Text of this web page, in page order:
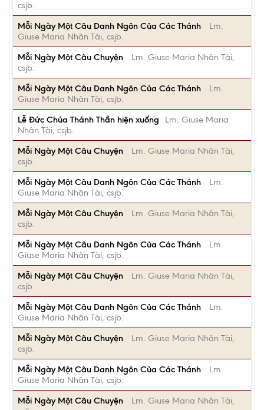
csjb.
Mỗi Ngày Một Câu Danh Ngôn Của Các Thánh
Lm.
Giuse Maria Nhân Tài, csjb.
Mỗi Ngày Một Câu Chuyện
Lm. Giuse Maria Nhân Tài,
csjb.
Mỗi Ngày Một Câu Danh Ngôn Của Các Thánh
Lm.
Giuse Maria Nhân Tài, csjb.
Lễ Đức Chúa Thánh Thần hiện xuống
Lm. Giuse Maria
Nhân Tài, csjb.
Mỗi Ngày Một Câu Chuyện
Lm. Giuse Maria Nhân Tài,
csjb.
Mỗi Ngày Một Câu Danh Ngôn Của Các Thánh
Lm.
Giuse Maria Nhân Tài, csjb.
Mỗi Ngày Một Câu Chuyện
Lm. Giuse Maria Nhân Tài,
csjb.
Mỗi Ngày Một Câu Danh Ngôn Của Các Thánh
Lm.
Giuse Maria Nhân Tài, csjb.
Mỗi Ngày Một Câu Chuyện
Lm. Giuse Maria Nhân Tài,
csjb.
Mỗi Ngày Một Câu Danh Ngôn Của Các Thánh
Lm.
Giuse Maria Nhân Tài, csjb.
Mỗi Ngày Một Câu Chuyện
Lm. Giuse Maria Nhân Tài,
csjb.
Mỗi Ngày Một Câu Danh Ngôn Của Các Thánh
Lm.
Giuse Maria Nhân Tài, csjb.
Mỗi Ngày Một Câu Chuyện
Lm. Giuse Maria Nhân Tài,